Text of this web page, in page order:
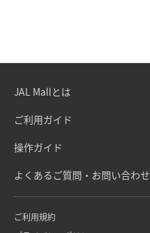
JAL Mallとは
ご利用ガイド
操作ガイド
よくあるご質問・お問い合わせ
ご利用規約